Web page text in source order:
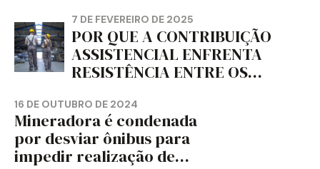
7 DE FEVEREIRO DE 2025
POR QUE A CONTRIBUIÇÃO
ASSISTENCIAL ENFRENTA
RESISTÊNCIA ENTRE OS
16 DE OUTUBRO DE 2024
Mineradora é condenada
por desviar ônibus para
impedir realização de